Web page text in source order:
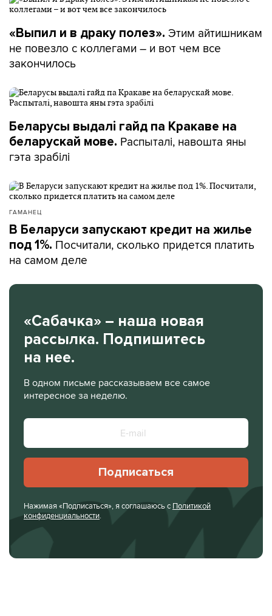
«Выпил и в драку полез». Этим айтишникам
не повезло с коллегами – и вот чем все
закончилось
Беларусы выдалі гайд па Кракаве на
беларускай мове. Распыталі, навошта яны
гэта зрабілі
ГАМАНЕЦ
В Беларуси запускают кредит на жилье
под 1%. Посчитали, сколько придется платить
на самом деле
«Сабачка» – наша новая
рассылка. Подпишитесь
на нее.
В одном письме рассказываем все самое
интересное за неделю.
Подписаться
Нажимая «Подписаться», я соглашаюсь с Политикой
конфиденциальности.